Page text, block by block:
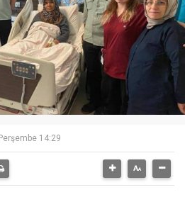
14:29